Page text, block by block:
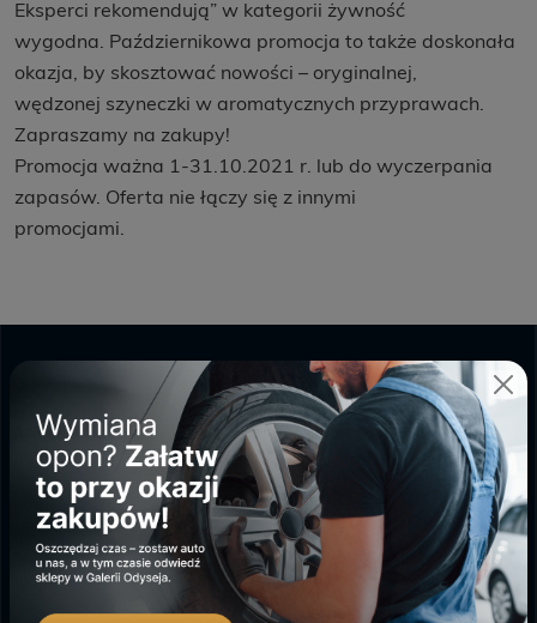
Eksperci rekomendują” w kategorii żywność
wygodna. Październikowa promocja to także doskonała
okazja, by skosztować nowości – oryginalnej,
wędzonej szyneczki w aromatycznych przyprawach.
Zapraszamy na zakupy!
Promocja ważna 1-31.10.2021 r. lub do wyczerpania
zapasów. Oferta nie łączy się z innymi
promocjami.
GALERIA ODYSEJA
PONIEDZIAŁEK - SOBOTA
9:00 - 20:00
NIEDZIELA HANDLOWA
10:00 - 18:00